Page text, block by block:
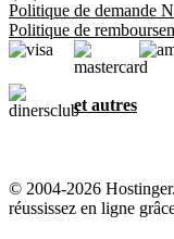
Politique de demande
Politique de
et autres
© 2004-2026
réussissez en ligne